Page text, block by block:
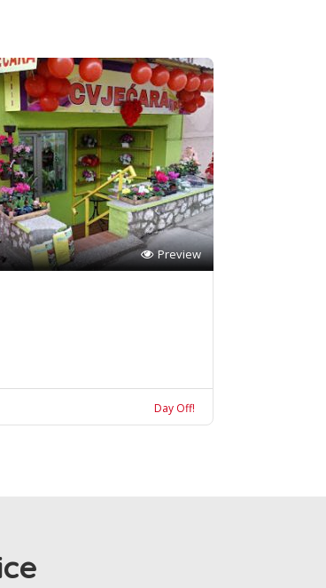
Preview
Day Off!